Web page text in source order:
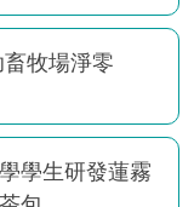
牧場淨零
學生研發蓮霧